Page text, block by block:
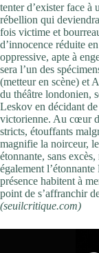
tenter d’exister face à
rébellion qui
fois victime et
d’innocence réduite
oppressive, apte à
sera l’un des
(metteur en scène) et
du théâtre londonien,
Leskov en décidant
victorienne. Au cœur
stricts, étouffants
magnifie la noirceur,
étonnante, sans
également
présence habitent à
point de s’affranchir
(seuilcritique.com)